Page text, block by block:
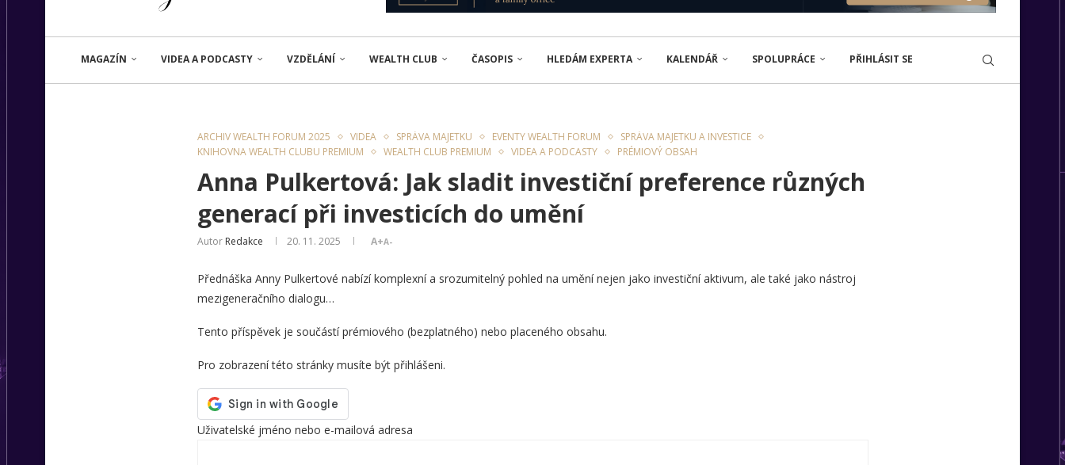
MAGAZÍN VIDEA A PODCASTY VZDĚLÁNÍ WEALTH CLUB ČASOPIS HLEDÁM EXPERTA KALENDÁŘ SPOLUPRÁCE PŘIHLÁSIT SE
ARCHIV WEALTH FORUM 2025 VIDEA SPRÁVA MAJETKU EVENTY WEALTH FORUM
SPRÁVA MAJETKU A INVESTICE
KNIHOVNA WEALTH CLUBU PREMIUM
WEALTH CLUB PREMIUM VIDEA A PODCASTY PRÉMIOVÝ OBSAH
Anna Pulkertová: Jak sladit investiční preference různých
generací při investicích do umění
Autor Redakce 20. 11. 2025 A+A-
Přednáška Anny Pulkertové nabízí komplexní a srozumitelný pohled na umění nejen jako investiční aktivum, ale také jako nástroj
mezigeneračního dialogu…
Tento příspěvek je součástí prémiového (bezplatného) nebo placeného obsahu.
Pro zobrazení této stránky musíte být přihlášeni.
Uživatelské jméno nebo e-mailová adresa